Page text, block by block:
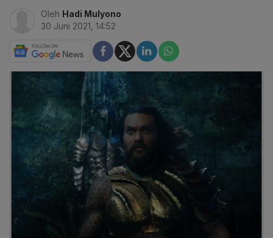
Oleh Hadi Mulyono
30 Juni 2021, 14:52